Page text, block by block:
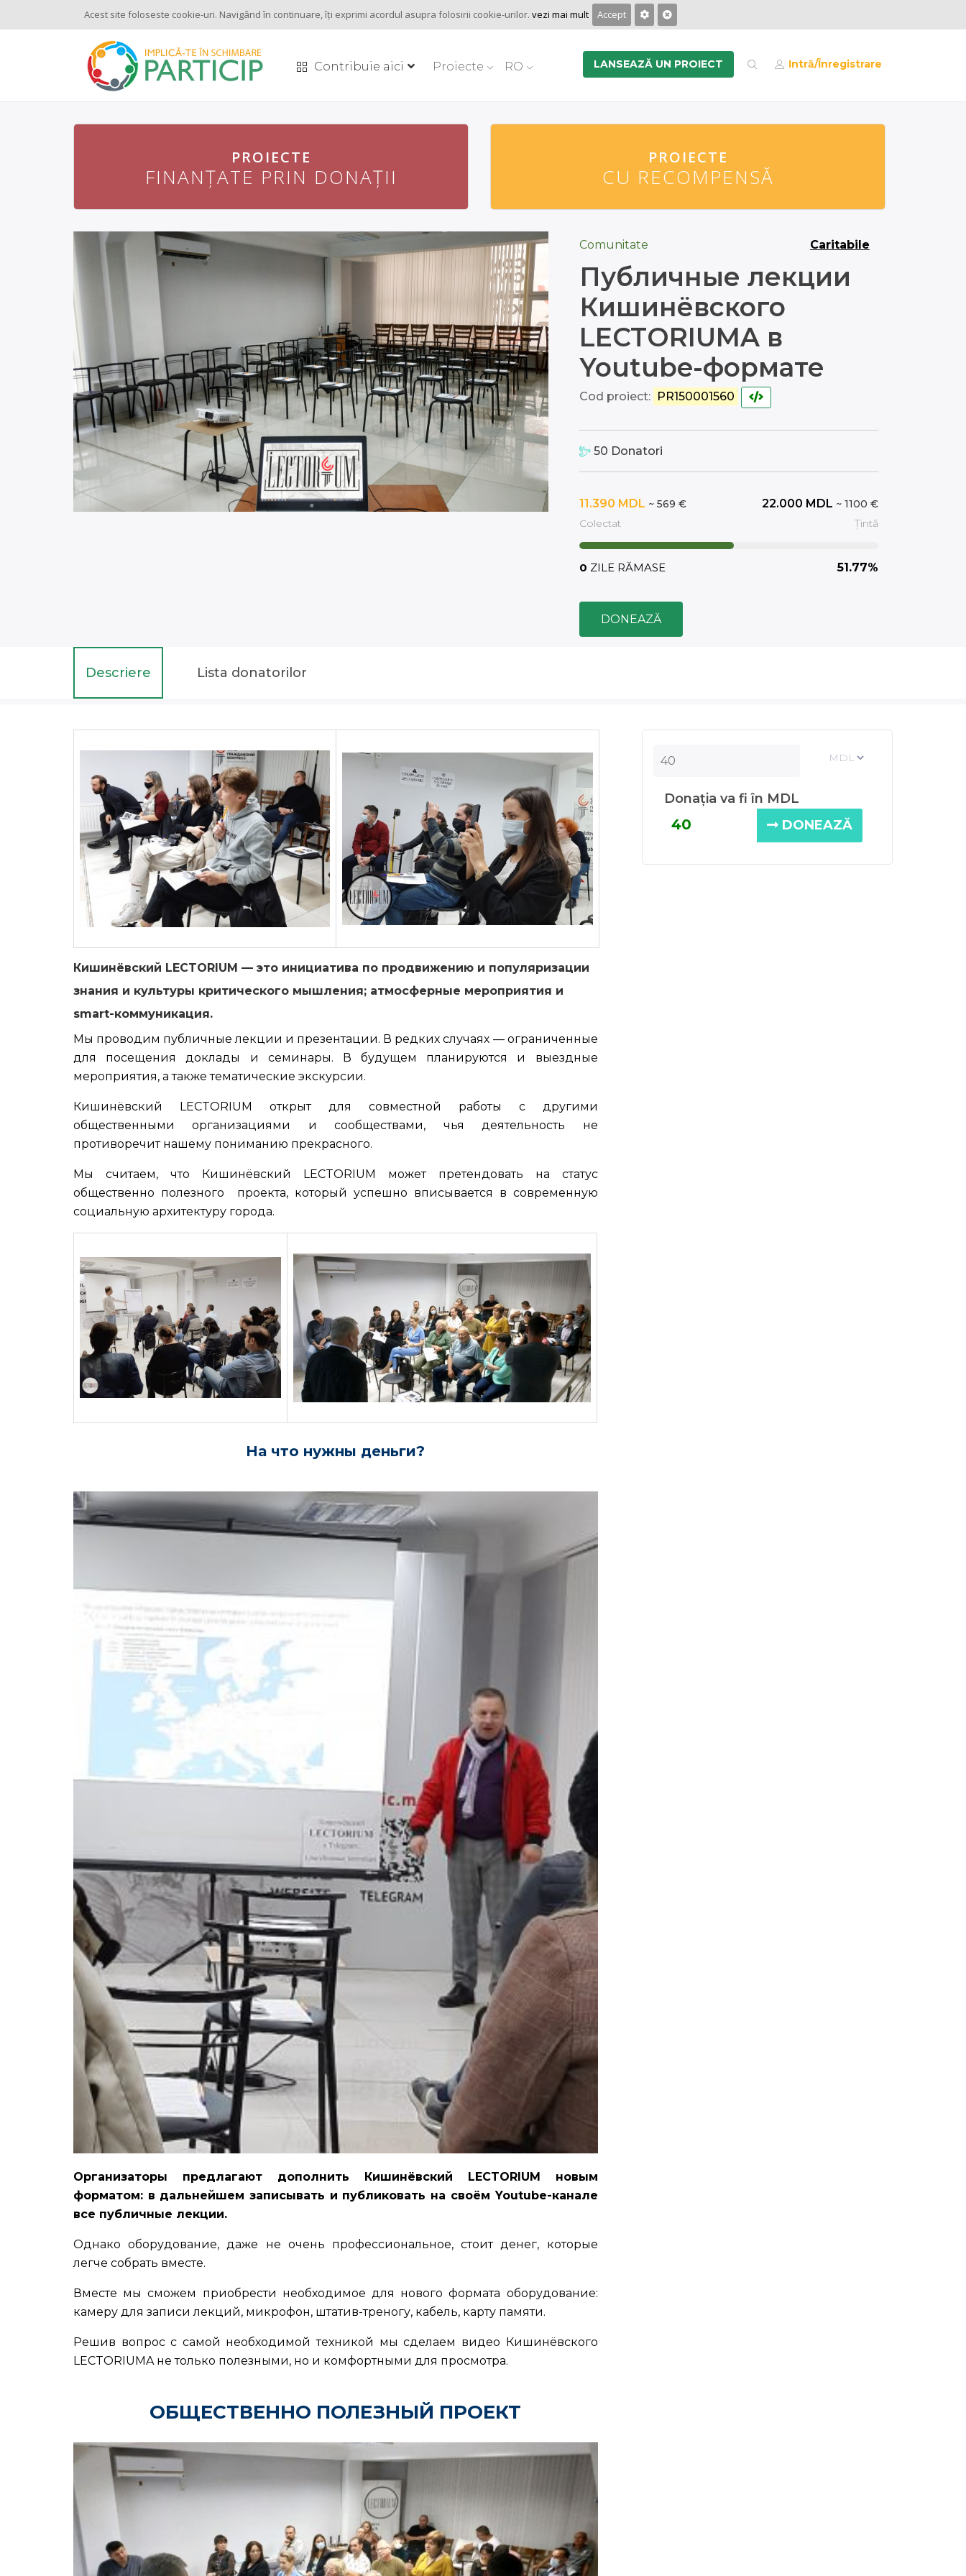
Acest site foloseste cookie-uri. Navigând în continuare, îţi exprimi acordul asupra folosirii cookie-urilor. vezi mai mult Accept
Contribuie aici Proiecte RO LANSEAZĂ UN PROIECT Intră/Înregistrare
PROIECTE
FINANȚATE PRIN DONAȚII
PROIECTE
FINANȚATE PRIN DONAȚII
PROIECTE
CU RECOMPENSĂ
PROIECTE
CU RECOMPENSĂ
Caritabile
Comunitate
Публичные лекции
Кишинёвского
LECTORIUMA в
Youtube-формате
Cod proiect: PR150001560
50 Donatori
11.390 MDL ~ 569 €
Colectat
22.000 MDL ~ 1100 €
Țintă
0 ZILE RĂMASE 51.77%
DONEAZĂ
Descriere Lista donatorilor
Кишинёвский LECTORIUM — это инициатива по продвижению и популяризации
знания и культуры критического мышления; атмосферные мероприятия и
smart-коммуникация.
Мы проводим публичные лекции и презентации. В редких случаях — ограниченные
для посещения доклады и семинары. В будущем планируются и выездные
мероприятия, а также тематические экскурсии.
Кишинёвский LECTORIUM открыт для совместной работы с другими
общественными организациями и сообществами, чья деятельность не
противоречит нашему пониманию прекрасного.
Мы считаем, что Кишинёвский LECTORIUM может претендовать на статус
общественно полезного проекта, который успешно вписывается в современную
социальную архитектуру города.
На что нужны деньги?
Организаторы предлагают дополнить Кишинёвский LECTORIUM новым
форматом: в дальнейшем записывать и публиковать на своём Youtube-канале
все публичные лекции.
Однако оборудование, даже не очень профессиональное, стоит денег, которые
легче собрать вместе.
Вместе мы сможем приобрести необходимое для нового формата оборудование:
камеру для записи лекций, микрофон, штатив-треногу, кабель, карту памяти.
Решив вопрос с самой необходимой техникой мы сделаем видео Кишинёвского
LECTORIUMA не только полезными, но и комфортными для просмотра.
ОБЩЕСТВЕННО ПОЛЕЗНЫЙ ПРОЕКТ
Donația va fi în MDL
DONEAZĂ